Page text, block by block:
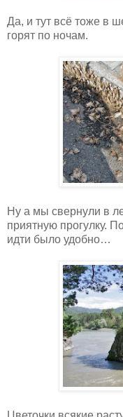
Да, и тут всё тоже в
горят по ночам.
Ну а мы свернули в
приятную прогулку.
идти было удобно…